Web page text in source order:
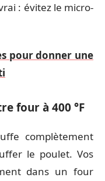
: évitez le micro-
pour donner une
four à 400 °F
complètement
le poulet. Vos
dans un four